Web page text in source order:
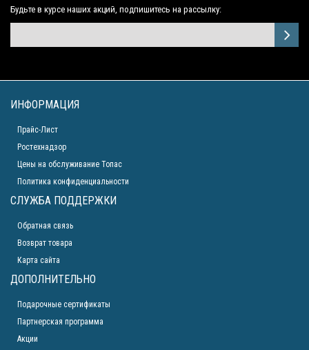
Будьте в курсе наших акций, подпишитесь на рассылку:
ИНФОРМАЦИЯ
Прайс-Лист
Ростехнадзор
Цены на обслуживание Топас
Политика конфиденциальности
СЛУЖБА ПОДДЕРЖКИ
Обратная связь
Возврат товара
Карта сайта
ДОПОЛНИТЕЛЬНО
Подарочные сертификаты
Партнерская программа
Акции